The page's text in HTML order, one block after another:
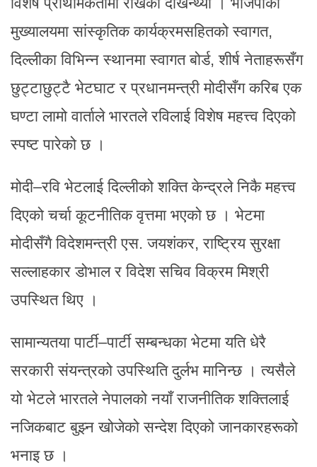
मुख्यालयमा सांस्कृतिक कार्यक्रमसहितको स्वागत,
दिल्लीका विभिन्न स्थानमा स्वागत बोर्ड, शीर्ष नेताहरूसँग
छुट्टाछुट्टै भेटघाट र प्रधानमन्त्री मोदीसँग करिब एक
घण्टा लामो वार्ताले भारतले रविलाई विशेष महत्त्व दिएको
स्पष्ट पारेको छ ।
मोदी–रवि भेटलाई दिल्लीको शक्ति केन्द्रले निकै महत्त्व
दिएको चर्चा कूटनीतिक वृत्तमा भएको छ । भेटमा
मोदीसँगै विदेशमन्त्री एस. जयशंकर, राष्ट्रिय सुरक्षा
सल्लाहकार डोभाल र विदेश सचिव विक्रम मिश्री
उपस्थित थिए ।
सामान्यतया पार्टी–पार्टी सम्बन्धका भेटमा यति धेरै
सरकारी संयन्त्रको उपस्थिति दुर्लभ मानिन्छ । त्यसैले
यो भेटले भारतले नेपालको नयाँ राजनीतिक शक्तिलाई
नजिकबाट बुझ्न खोजेको सन्देश दिएको जानकारहरूको
भनाइ छ ।